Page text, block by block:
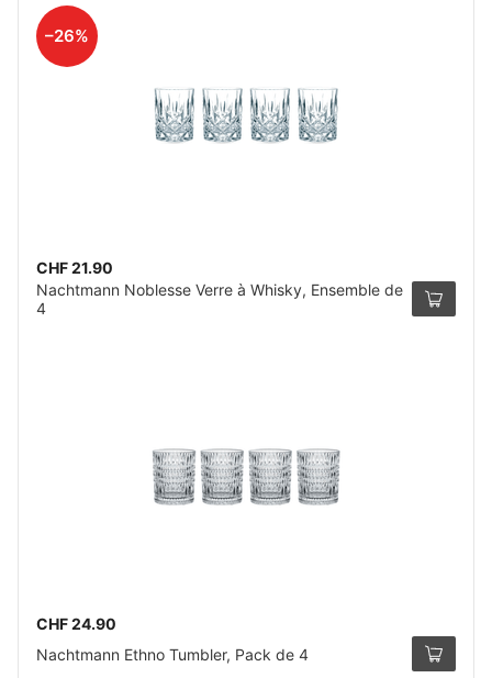
–26%
CHF 21.90
Nachtmann Noblesse Verre à Whisky, Ensemble de
4
CHF 24.90
Nachtmann Ethno Tumbler, Pack de 4